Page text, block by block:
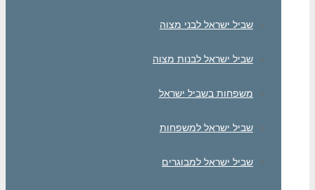
שביל ישראל לבני מצוה
שביל ישראל לבנות מצוה
משפחות בשביל ישראל
שביל ישראל למשפחות
שביל ישראל למבוגרים